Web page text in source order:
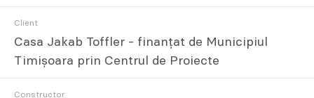
Client
Casa Jakab Toffler - finanțat de Municipiul
Timișoara prin Centrul de Proiecte
Constructor